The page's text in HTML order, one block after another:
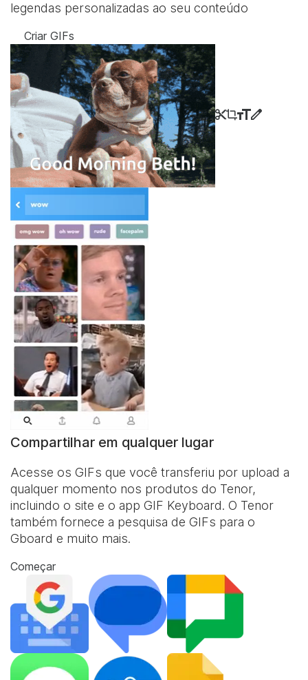
legendas personalizadas ao seu conteúdo
Criar GIFs
Compartilhar em qualquer lugar
Acesse os GIFs que você transferiu por upload a
qualquer momento nos produtos do Tenor,
incluindo o site e o app GIF Keyboard. O Tenor
também fornece a pesquisa de GIFs para o
Gboard e muito mais.
Começar